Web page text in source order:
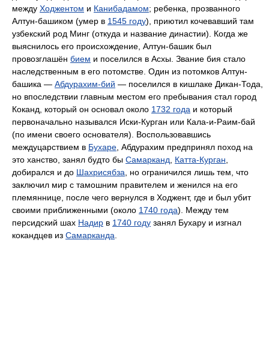
между Ходжентом и Канибадамом; ребенка, прозванного
Алтун-башиком (умер в 1545 году), приютил кочевавший там
узбекский род Минг (откуда и название династии). Когда же
выяснилось его происхождение, Алтун-башик был
провозглашён бием и поселился в Асхы. Звание бия стало
наследственным в его потомстве. Один из потомков Алтун-
башика — Абдурахим-бий — поселился в кишлаке Дикан-Тода,
но впоследствии главным местом его пребывания стал город
Коканд, который он основал около 1732 года и который
первоначально назывался Иски-Курган или Кала-и-Раим-бай
(по имени своего основателя). Воспользовавшись
междуцарствием в Бухаре , Абдурахим предпринял поход на
это ханство, занял будто бы Самарканд Катта-Курган
добирался и до Шахрисябза , но ограничился лишь тем, что
заключил мир с тамошним правителем и женился на его
племяннице, после чего вернулся в Ходжент, где и был убит
своими приближенными (около 1740 года). Между тем
персидский шах Надир в 1740 году занял Бухару и изгнал
кокандцев из Самарканда